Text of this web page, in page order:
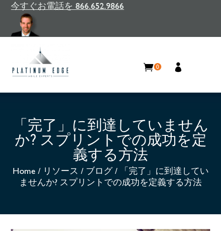
今すぐお電話を 866.652.9866
0
「完了」に到達していません
か? スプリントでの成功を定
義する方法
Home / リソース / ブログ /
「完了」に到達してい
ませんか? スプリントでの成功を定義する方法